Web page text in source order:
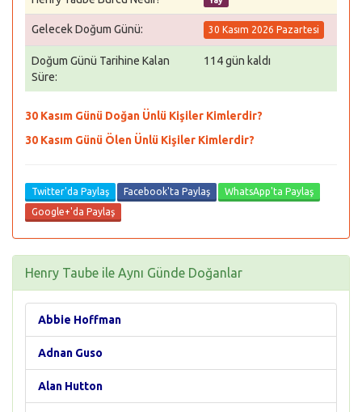
Gelecek Doğum Günü: 30 Kasım 2026 Pazartesi
Doğum Günü Tarihine Kalan
Süre:
114 gün kaldı
30 Kasım Günü Doğan Ünlü Kişiler Kimlerdir?
30 Kasım Günü Ölen Ünlü Kişiler Kimlerdir?
Twitter'da Paylaş Facebook'ta Paylaş
WhatsApp'ta Paylaş
Google+'da Paylaş
Henry Taube ile Aynı Günde Doğanlar
Abbie Hoffman
Adnan Guso
Alan Hutton